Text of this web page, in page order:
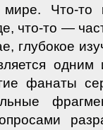
мире. Что-
что-то —
глубокое
фанаты